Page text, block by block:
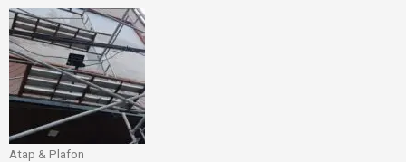
Atap & Plafon